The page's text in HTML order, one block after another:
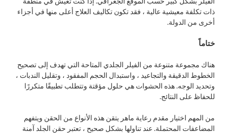
ذات تكلفة معيشية عالية ، فقد تكون تكاليف العلاج أعلى منها في أجزاء
أخرى من الدولة.
ختاماً
هناك مجموعة متنوعة من الفيلر الجلدي المتاحة التي تهدف إلى تصحيح
الخطوط الدقيقة والتجاعيد ، واستبدال الحجم المفقود ، وتقليل الندبات ،
وتحديد الوجه. هذه الحشوات هي حلول مؤقتة وتتطلب تطبيقًا متكررًا
للحفاظ على النتائج.
من المهم اختيار مقدم رعاية ماهر يتقن هذه الأنواع من الحقن ويتفهم
المضاعفات المحتملة. عند تناولها بشكل صحيح ، تعتبر حقن الجلد آمنة